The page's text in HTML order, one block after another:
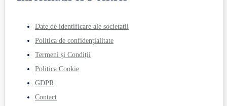
Date de identificare ale societatii
Politica de confidențialitate
Termeni și Condiții
Politica Cookie
GDPR
Contact